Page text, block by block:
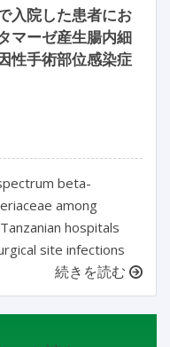
入院した患者にお
マーゼ産生腸内細
性手術部位感染症
beta-
among
hospitals
site infections
続きを読む